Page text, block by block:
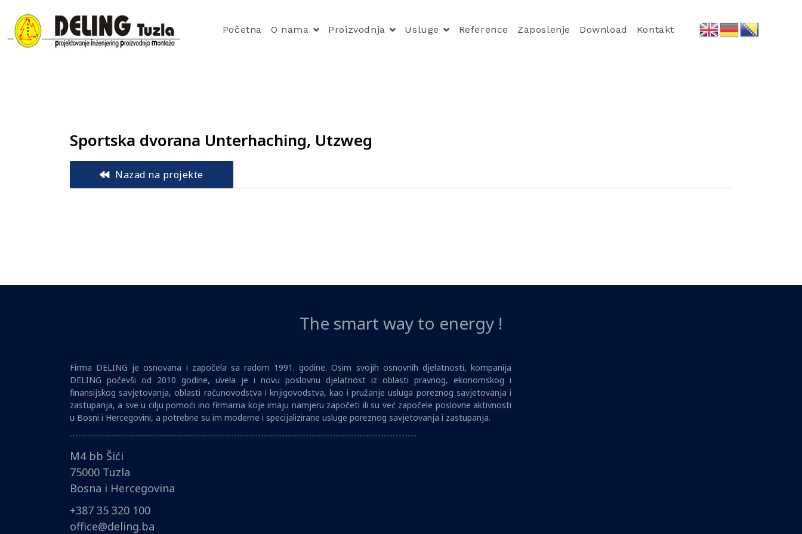
Početna O nama Proizvodnja Usluge Reference Zaposlenje Download Kontakt
Sportska dvorana Unterhaching, Utzweg
Nazad na projekte
The smart way to energy !
Firma DELING je osnovana i započela sa radom 1991. godine. Osim svojih osnovnih djelatnosti, kompanija
DELING počevši od 2010 godine, uvela je i novu poslovnu djelatnost iz oblasti pravnog, ekonomskog i
finansijskog savjetovanja, oblasti računovodstva i knjigovodstva, kao i pružanje usluga poreznog savjetovanja i
zastupanja, a sve u cilju pomoći ino firmama koje imaju namjeru započeti ili su već započele poslovne aktivnosti
u Bosni i Hercegovini, a potrebne su im moderne i specijalizirane usluge poreznog savjetovanja i zastupanja.
M4 bb Šići
75000 Tuzla
Bosna i Hercegovina
+387 35 320 100
office@deling.ba